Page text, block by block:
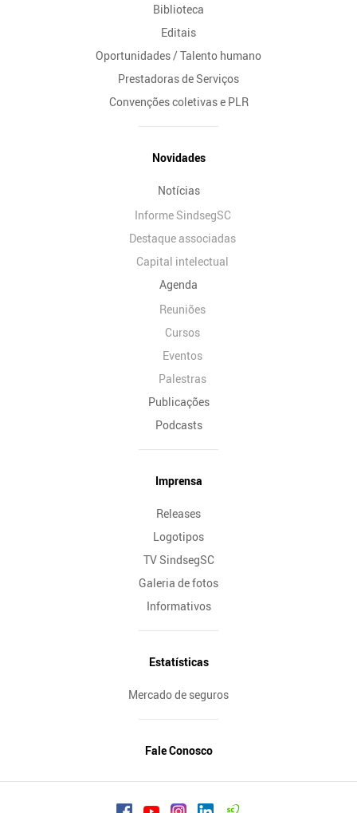
Biblioteca
Editais
Oportunidades / Talento humano
Prestadoras de Serviços
Convenções coletivas e PLR
Novidades
Notícias
Informe SindsegSC
Destaque associadas
Capital intelectual
Agenda
Reuniões
Cursos
Eventos
Palestras
Publicações
Podcasts
Imprensa
Releases
Logotipos
TV SindsegSC
Galeria de fotos
Informativos
Estatísticas
Mercado de seguros
Fale Conosco